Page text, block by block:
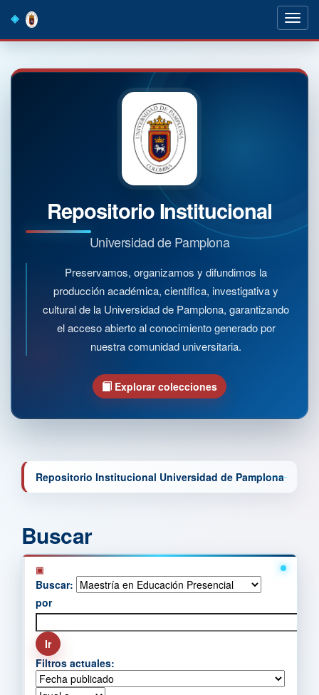
navigation
Repositorio Institucional
Universidad de Pamplona
Preservamos, organizamos y difundimos la
producción académica, científica, investigativa y
cultural de la Universidad de Pamplona, garantizando
el acceso abierto al conocimiento generado por
nuestra comunidad universitaria.
Explorar colecciones
Repositorio Institucional Universidad de Pamplona
Buscar
Buscar:
por
Filtros actuales: